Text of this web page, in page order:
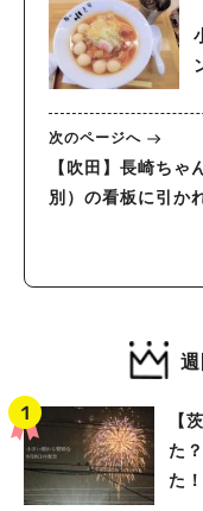
次のページへ
【吹田】長崎ちゃ
別）の看板に引か
【
た
た！
#今週どこいく？#自然とふ
#教えたい／教えて投稿記事